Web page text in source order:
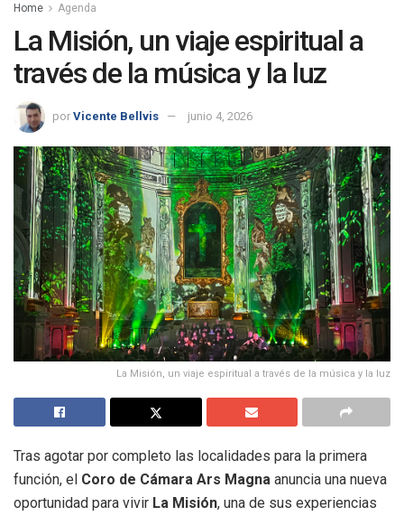
Home Agenda
La Misión, un viaje espiritual a
través de la música y la luz
por Vicente Bellvis junio 4, 2026
La Misión, un viaje espiritual a través de la música y la luz
Tras agotar por completo las localidades para la primera
función, el Coro de Cámara Ars Magna anuncia una nueva
oportunidad para vivir La Misión, una de sus experiencias